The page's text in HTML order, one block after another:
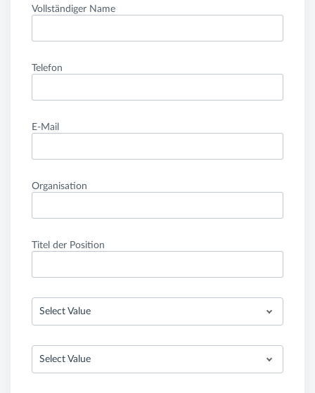
Vollständiger Name
Telefon
E-Mail
Organisation
Titel der Position
Select Value
Select Value